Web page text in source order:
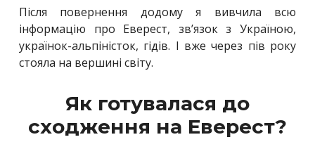
Після повернення додому я вивчила всю
інформацію про Еверест, зв’язок з Україною,
українок-альпіністок, гідів. І вже через пів року
стояла на вершині світу.
Як готувалася до
сходження на Еверест?